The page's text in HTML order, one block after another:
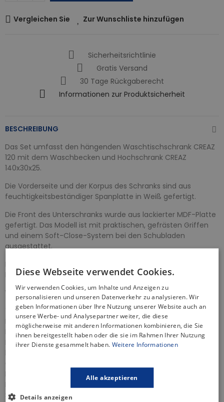
Vergleichen Sie Zur Wunschliste hinzufügen
Sicherheitsrichtlinie
Gratis Versand
30 Tage Rückgaberecht
Informationen zur Produktsicherheit
BESCHREIBUNG
Das Set umfasst den hängenden Waschtischschrank CREAZ
120 mit dem Waschbecken und Hochschrank CREAZ
140x30x25.
Die Vorderseite und der Korpus des Schranks sind aus
feuchtigkeitsbeständiger Spanplatte in Weiß gefertigt.
Die Front des Unterschranks wurde aus lackierter MDF-Platte
gefertigt. Das Modell ist mit praktischen, gefrästen Griffen
und einem Soft-Close-System bei den Schubladen
ausgestattet.
Leichtigkeit und zarte Formen mit extrem dünnen Wänden.
Waschtischunterschrank – Produkteigenschaften:
Tiefe: 44,7 cm
Breite: 119,4 cm
Höhe: 53,3 cm
Frontplatte- und Korpusmaterial: wasserfeste Spanplatte
Badezimmerschrank vormontiert
Soft-Closing-Schubladen
Diese Webseite verwendet Cookies.
Wir verwenden Cookies, um Inhalte und Anzeigen zu
personalisieren und unseren Datenverkehr zu analysieren. Wir
geben Informationen über Ihre Nutzung unserer Website auch an
unsere Werbe- und Analysepartner weiter, die diese
möglicherweise mit anderen Informationen kombinieren, die Sie
ihnen bereitgestellt haben oder die sie im Rahmen Ihrer Nutzung
ihrer Dienste gesammelt haben. Weitere Informationen
Alle akzeptieren
Details anzeigen